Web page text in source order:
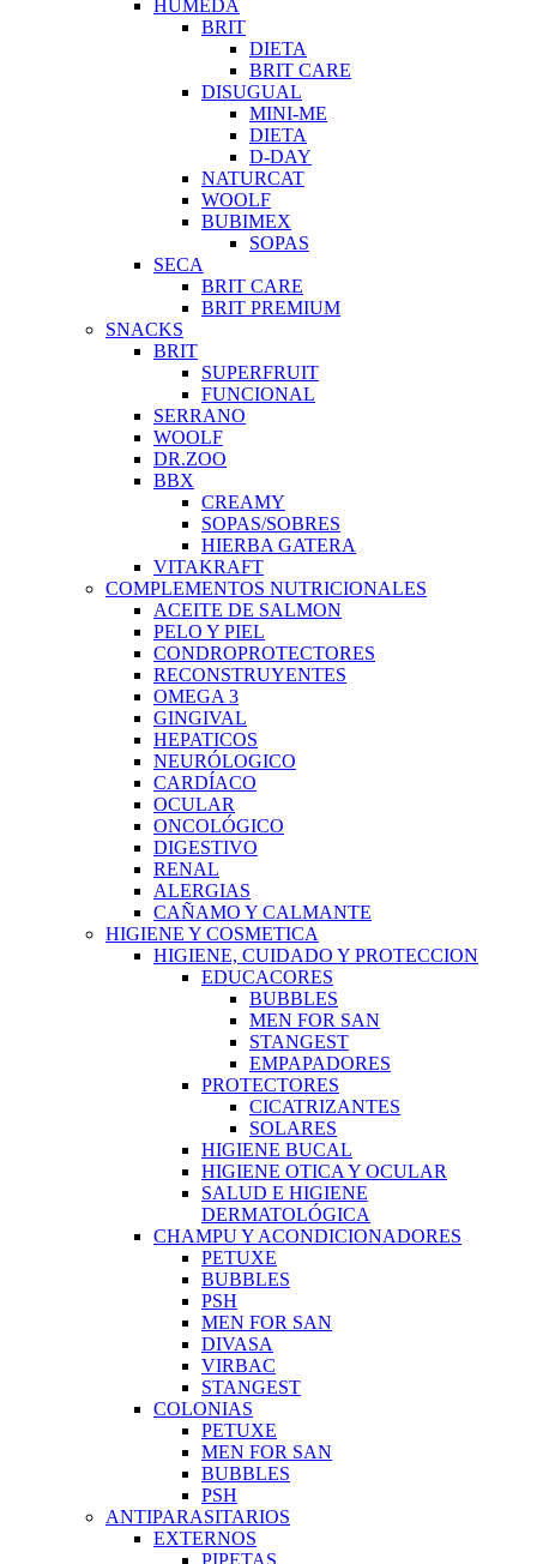
HUMEDA
BRIT
DIETA
BRIT CARE
DISUGUAL
MINI-ME
DIETA
D-DAY
NATURCAT
WOOLF
BUBIMEX
SOPAS
SECA
BRIT CARE
BRIT PREMIUM
SNACKS
BRIT
SUPERFRUIT
FUNCIONAL
SERRANO
WOOLF
DR.ZOO
BBX
CREAMY
SOPAS/SOBRES
HIERBA GATERA
VITAKRAFT
COMPLEMENTOS NUTRICIONALES
ACEITE DE SALMON
PELO Y PIEL
CONDROPROTECTORES
RECONSTRUYENTES
OMEGA 3
GINGIVAL
HEPATICOS
NEURÓLOGICO
CARDÍACO
OCULAR
ONCOLÓGICO
DIGESTIVO
RENAL
ALERGIAS
CAÑAMO Y CALMANTE
HIGIENE Y COSMETICA
HIGIENE, CUIDADO Y PROTECCION
EDUCACORES
BUBBLES
MEN FOR SAN
STANGEST
EMPAPADORES
PROTECTORES
CICATRIZANTES
SOLARES
HIGIENE BUCAL
HIGIENE OTICA Y OCULAR
SALUD E HIGIENE
DERMATOLÓGICA
CHAMPU Y ACONDICIONADORES
PETUXE
BUBBLES
PSH
MEN FOR SAN
DIVASA
VIRBAC
STANGEST
COLONIAS
PETUXE
MEN FOR SAN
BUBBLES
PSH
ANTIPARASITARIOS
EXTERNOS
PIPETAS